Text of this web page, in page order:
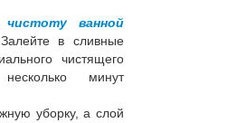
чистоту ванной
Залейте в сливные
чистящего
минут
уборку, а слой